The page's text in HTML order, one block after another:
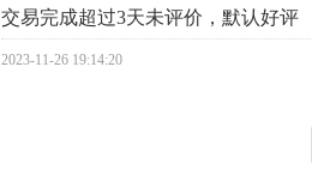
交易完成超过3天未评价，默认好评
2023-11-26 19:14:20